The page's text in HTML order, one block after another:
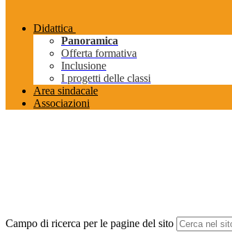
Didattica
Panoramica
Offerta formativa
Inclusione
I progetti delle classi
Area sindacale
Associazioni
Campo di ricerca per le pagine del sito